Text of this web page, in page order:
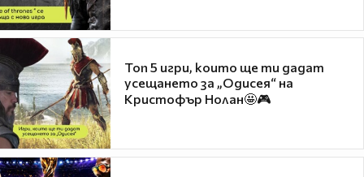
Топ 5 игри, които ще ти дадат
усещането за „Одисея“ на
Кристофър Нолан🤩🎮